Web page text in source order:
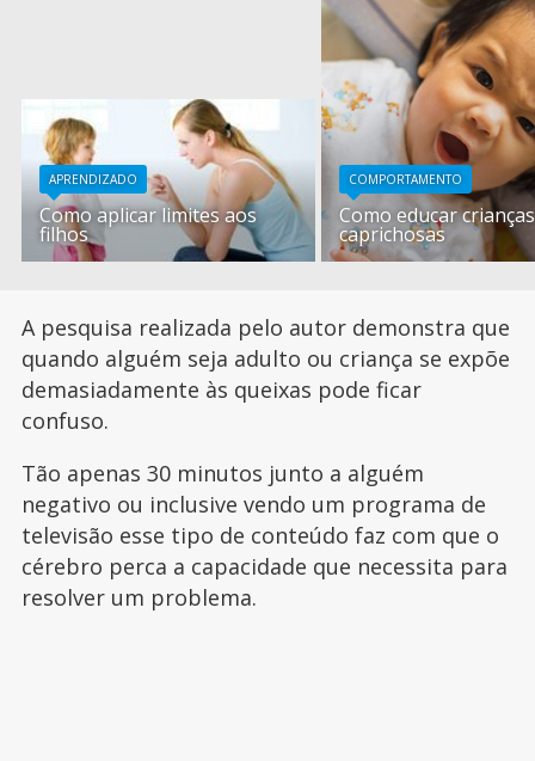
APRENDIZADO
Como aplicar limites aos
filhos
COMPORTAMENTO
Como educar crianças
caprichosas
A pesquisa realizada pelo autor demonstra que
quando alguém seja adulto ou criança se expõe
demasiadamente às queixas pode ficar
confuso.
Tão apenas 30 minutos junto a alguém
negativo ou inclusive vendo um programa de
televisão esse tipo de conteúdo faz com que o
cérebro perca a capacidade que necessita para
resolver um problema.